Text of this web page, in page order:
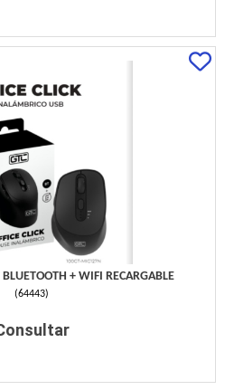
+ WIFI RECARGABLE
(64443)